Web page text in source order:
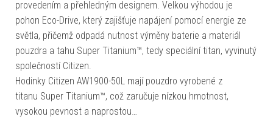
provedením a přehledným designem. Velkou výhodou je
pohon Eco-Drive, který zajišťuje napájení pomocí energie ze
světla, přičemž odpadá nutnost výměny baterie a materiál
pouzdra a tahu Super Titanium™, tedy speciální titan, vyvinutý
společností Citizen.
Hodinky Citizen AW1900-50L mají pouzdro vyrobené z
titanu Super Titanium™, což zaručuje nízkou hmotnost,
vysokou pevnost a naprostou…